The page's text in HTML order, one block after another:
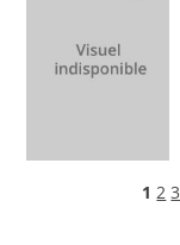
1 2 3